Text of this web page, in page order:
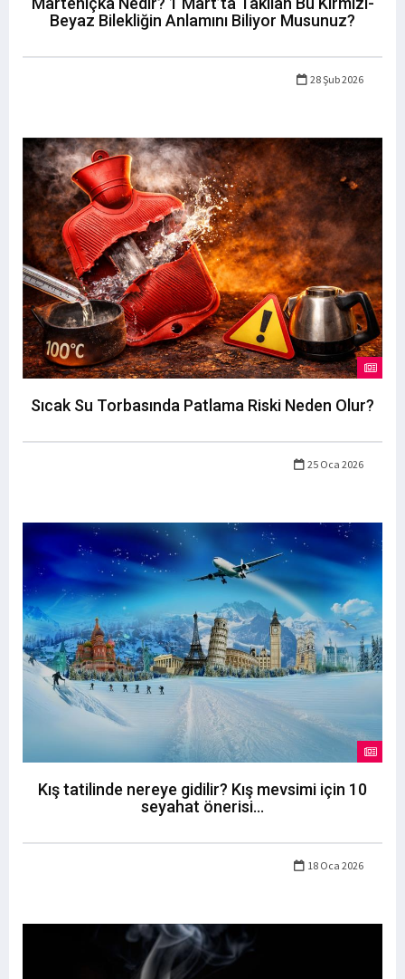
Beyaz Bilekliğin Anlamını Biliyor Musunuz?
28 Şub 2026
Sıcak Su Torbasında Patlama Riski Neden Olur?
25 Oca 2026
Kış tatilinde nereye gidilir? Kış mevsimi için 10
seyahat önerisi...
18 Oca 2026